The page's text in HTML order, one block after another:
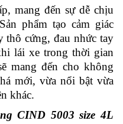
mang đến sự dễ chịu
phẩm tạo cảm giác
thô cứng, đau nhức tay
lái xe trong thời gian
mang đến cho không
mới, vừa nổi bật vừa
khác.
CIND 5003 size 4L